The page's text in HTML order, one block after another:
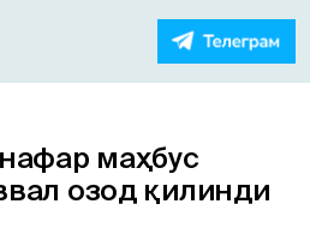
маҳбус
озод қилинди